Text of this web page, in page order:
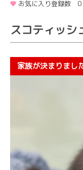
お気に入り登録数 0
スコティッシ